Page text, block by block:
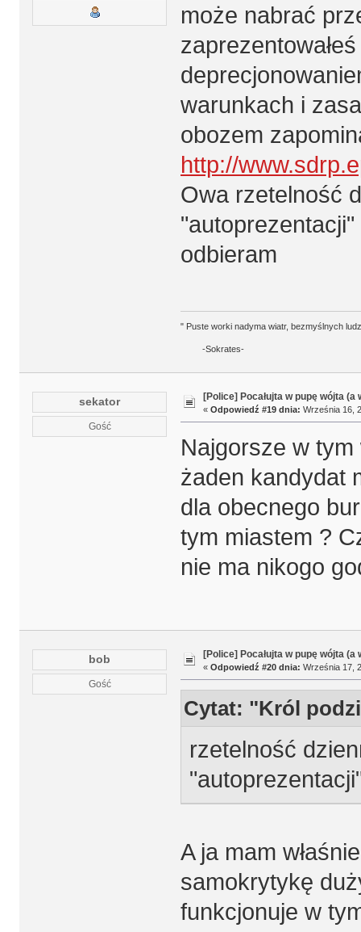
może nabrać
warunkach i
obozem
http://
Owa rzetelność
odbieram
" Puste worki nadyma wiatr, bezmyślnych
-Sokrates-
sekator
Gość
[Police] Pocałujta w pupę wójta (a
« Odpowiedź #19 dnia: Września 16,
Najgorsze w
żaden kandydat
dla obecnego
tym miastem ?
nie ma nikogo
bob
Gość
[Police] Pocałujta w pupę wójta (a
« Odpowiedź #20 dnia: Września 17,
Cytat: "Król
rzetelność
A ja mam
samokrytykę
funkcjonuje w